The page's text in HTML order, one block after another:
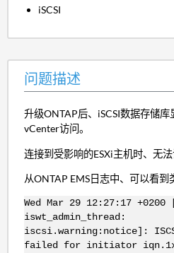
iSCSI
问题描述
升级ONTAP后、iSCSI数据存储
vCenter访问。
连接到受影响的ESXi主机时、无法
从ONTAP EMS日志中、可以看到
Wed Mar 29 12:27:17
iswt_admin_thread:
iscsi.warning:notice]:
failed for initiator